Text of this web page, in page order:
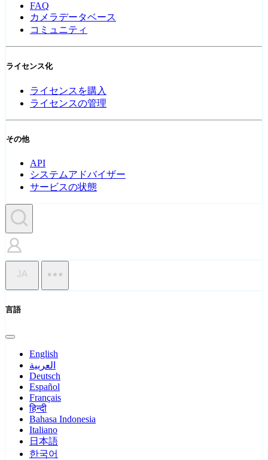
FAQ
カメラデータベース
コミュニティ
ライセンス化
ライセンスを購入
ライセンスの管理
その他
API
システムアドバイザー
サービスの状態
JA
言語
English
العربية
Deutsch
Español
Français
हिन्दी
Bahasa Indonesia
Italiano
日本語
한국어